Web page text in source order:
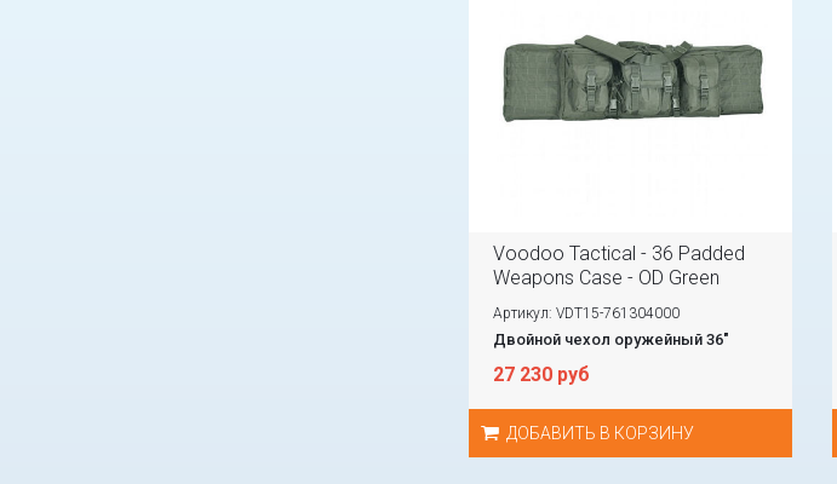
Voodoo Tactical - 36 Padded
Weapons Case - OD Green
Артикул: VDT15-761304000
Двойной чехол оружейный 36"
27 230 руб
ДОБАВИТЬ В КОРЗИНУ